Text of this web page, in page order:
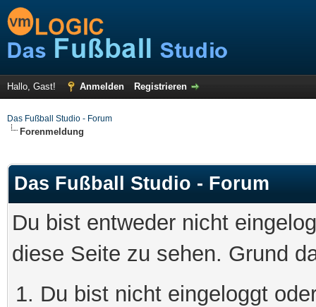
Hallo, Gast! Anmelden Registrieren
Das Fußball Studio - Forum
Forenmeldung
Das Fußball Studio - Forum
Du bist entweder nicht
diese Seite zu sehen. Grund
Du bist nicht eingeloggt